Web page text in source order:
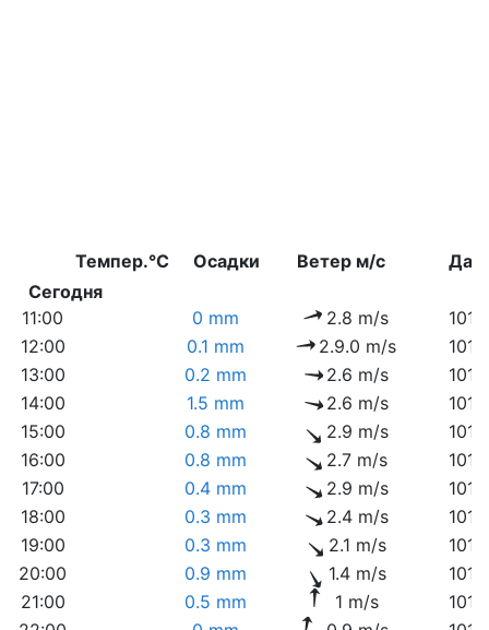
Темпер.°C Осадки Ветер м/с
Сегодня
11:00
0 mm 2.8 m/s
12:00
0.1 mm 2.9.0 m/s
13:00
0.2 mm 2.6 m/s
14:00
1.5 mm 2.6 m/s
15:00
0.8 mm 2.9 m/s
16:00
0.8 mm 2.7 m/s
17:00
0.4 mm 2.9 m/s
18:00
0.3 mm 2.4 m/s
19:00
0.3 mm 2.1 m/s
20:00
0.9 mm 1.4 m/s
21:00
0.5 mm 1 m/s